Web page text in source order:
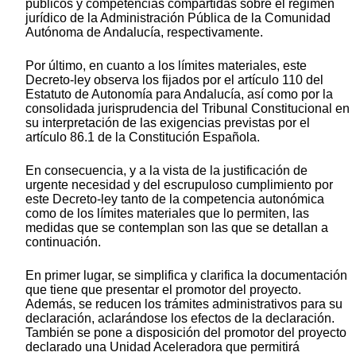
públicos y competencias compartidas sobre el régimen
jurídico de la Administración Pública de la Comunidad
Autónoma de Andalucía, respectivamente.
Por último, en cuanto a los límites materiales, este
Decreto-ley observa los fijados por el artículo 110 del
Estatuto de Autonomía para Andalucía, así como por la
consolidada jurisprudencia del Tribunal Constitucional en
su interpretación de las exigencias previstas por el
artículo 86.1 de la Constitución Española.
En consecuencia, y a la vista de la justificación de
urgente necesidad y del escrupuloso cumplimiento por
este Decreto-ley tanto de la competencia autonómica
como de los límites materiales que lo permiten, las
medidas que se contemplan son las que se detallan a
continuación.
En primer lugar, se simplifica y clarifica la documentación
que tiene que presentar el promotor del proyecto.
Además, se reducen los trámites administrativos para su
declaración, aclarándose los efectos de la declaración.
También se pone a disposición del promotor del proyecto
declarado una Unidad Aceleradora que permitirá